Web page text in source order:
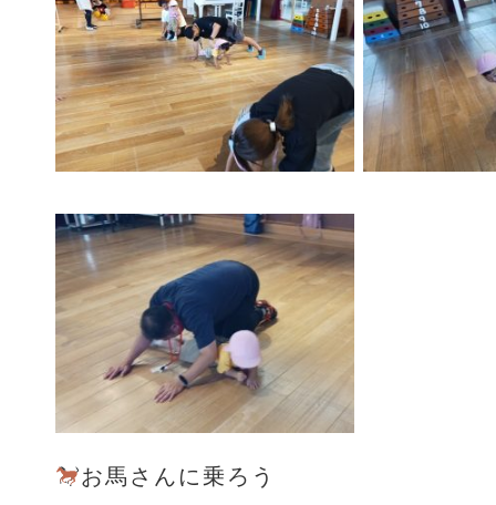
お馬さんに乗ろう